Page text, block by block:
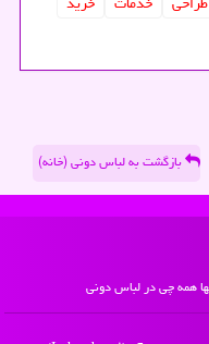
بازگشت به لباس دونی (خانه)
همه چی در لباس دونی